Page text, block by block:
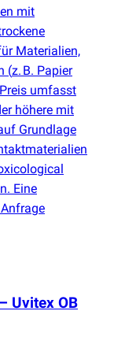
mit
Materialien,
(z. B. Papier
umfasst
höhere mit
Grundlage
Eine
Uvitex OB